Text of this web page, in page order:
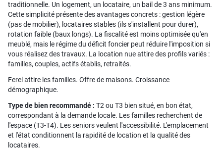
traditionnelle. Un logement, un locataire, un bail de 3 ans minimum.
Cette simplicité présente des avantages concrets : gestion légère
(pas de mobilier), locataires stables (ils s'installent pour durer),
rotation faible (baux longs). La fiscalité est moins optimisée qu'en
meublé, mais le régime du déficit foncier peut réduire l'imposition si
vous réalisez des travaux. La location nue attire des profils variés :
familles, couples, actifs établis, retraités.
Ferel attire les familles. Offre de maisons. Croissance
démographique.
Type de bien recommandé : T2 ou T3 bien situé, en bon état,
correspondant à la demande locale. Les familles recherchent de
l'espace (T3-T4). Les seniors veulent l'accessibilité. L'emplacement
et l'état conditionnent la rapidité de location et la qualité des
locataires.